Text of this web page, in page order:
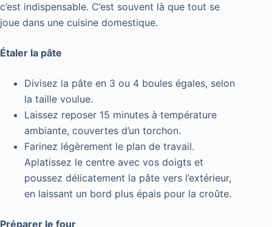
c’est indispensable. C’est souvent là que tout se
joue dans une cuisine domestique.
Étaler la pâte
Divisez la pâte en 3 ou 4 boules égales, selon
la taille voulue.
Laissez reposer 15 minutes à température
ambiante, couvertes d’un torchon.
Farinez légèrement le plan de travail.
Aplatissez le centre avec vos doigts et
poussez délicatement la pâte vers l’extérieur,
en laissant un bord plus épais pour la croûte.
Préparer le four